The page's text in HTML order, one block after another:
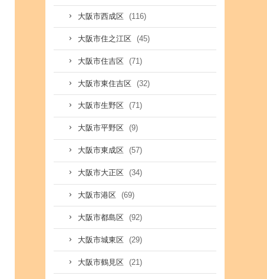
大阪市西成区 (116)
大阪市住之江区 (45)
大阪市住吉区 (71)
大阪市東住吉区 (32)
大阪市生野区 (71)
大阪市平野区 (9)
大阪市東成区 (57)
大阪市大正区 (34)
大阪市港区 (69)
大阪市都島区 (92)
大阪市城東区 (29)
大阪市鶴見区 (21)